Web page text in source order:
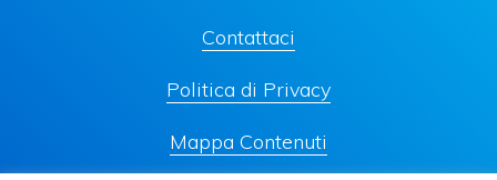
Contattaci
Politica di Privacy
Mappa Contenuti